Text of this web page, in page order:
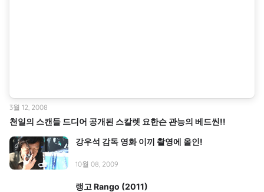
천일의 스캔들 드디어 공개된 스칼렛 요한슨 관능의 베드씬!!
3월 12, 2008
강우석 감독 영화 이끼 촬영에 올인!
10월 08, 2009
랭고 Rango (2011)